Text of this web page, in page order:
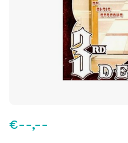
€--,--